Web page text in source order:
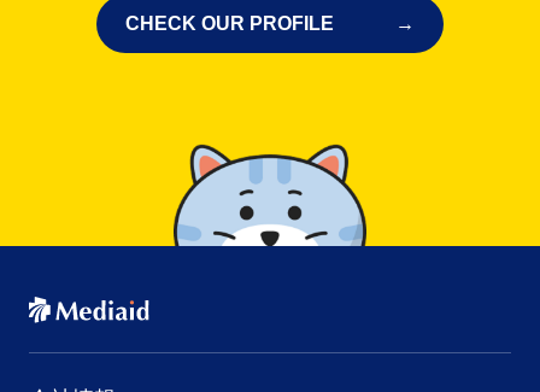
CHECK OUR PROFILE